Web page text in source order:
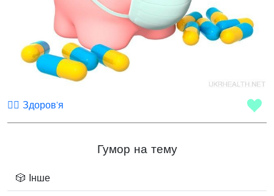
🧑‍⚕️ Здоров'я
Гумор на тему
🎲 Інше